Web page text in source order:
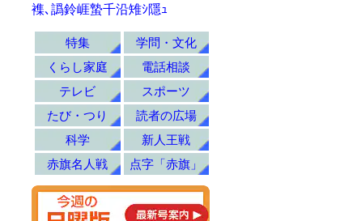
襍､譌鈴崕蟄千沿雉ｼ隱ｭ
特集
学問・文化
くらし家庭
電話相談
テレビ
スポーツ
たび・つり
読者の広場
科学
新人王戦
赤旗名人戦
点字「赤旗」